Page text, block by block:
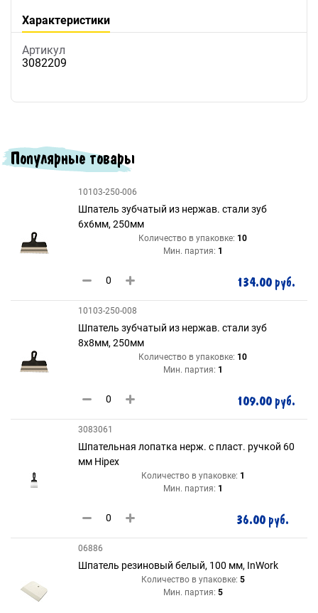
Характеристики
Артикул
3082209
Популярные товары
10103-250-006
Шпатель зубчатый из нержав. стали зуб
6х6мм, 250мм
Количество в упаковке: 10
Мин. партия: 1
134.00 руб.
10103-250-008
Шпатель зубчатый из нержав. стали зуб
8х8мм, 250мм
Количество в упаковке: 10
Мин. партия: 1
109.00 руб.
3083061
Шпательная лопатка нерж. с пласт. ручкой 60
мм Hipex
Количество в упаковке: 1
Мин. партия: 1
36.00 руб.
06886
Шпатель резиновый белый, 100 мм, InWork
Количество в упаковке: 5
Мин. партия: 5